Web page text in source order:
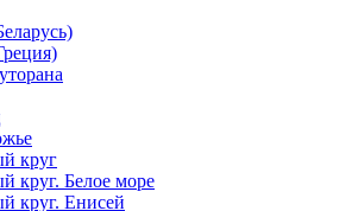
круг
круг. Белое море
круг. Енисей